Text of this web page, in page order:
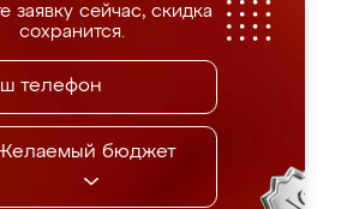
заявку сейчас, скидка
сохранится.
бюджет